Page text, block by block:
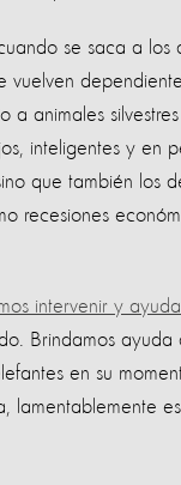
se saca a los
vuelven
a animales
inteligentes y en
que también los
recesiones
intervenir y
Brindamos ayuda
en su
lamentablemente